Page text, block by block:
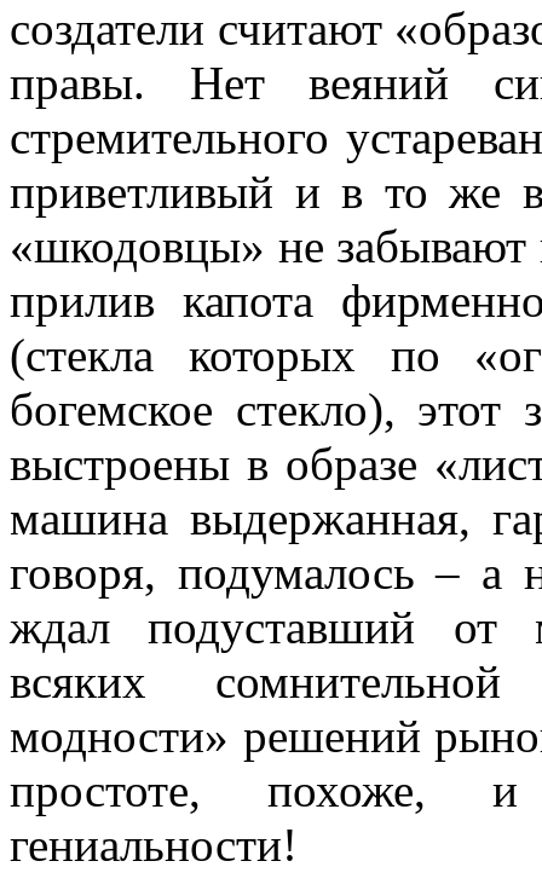
создатели считают
правы. Нет веяний
стремительного
приветливый и в то же
«шкодовцы» не
прилив капота
(стекла которых по
богемское стекло),
выстроены в образе
машина выдержанная,
говоря, подумалось – а
ждал подуставший от
всяких
модности» решений
простоте, похоже,
гениальности!